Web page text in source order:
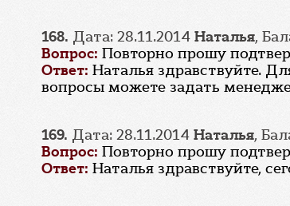
168. Дата: 28.11.2014 Наталья,
Вопрос: Повторно прошу
Ответ: Наталья здравствуйте.
вопросы можете задать
169. Дата: 28.11.2014 Наталья,
Вопрос: Повторно прошу
Ответ: Наталья здравствуйте,